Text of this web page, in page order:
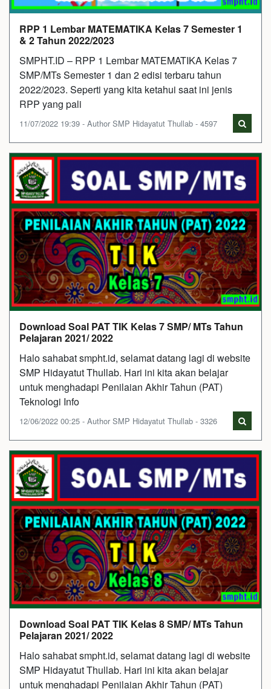
RPP 1 Lembar MATEMATIKA Kelas 7 Semester 1
& 2 Tahun 2022/2023
SMPHT.ID – RPP 1 Lembar MATEMATIKA Kelas 7
SMP/MTs Semester 1 dan 2 edisi terbaru tahun
2022/2023. Seperti yang kita ketahui saat ini jenis
RPP yang pali
11/07/2022 19:39 - Author SMP Hidayatut Thullab - 4597
Download Soal PAT TIK Kelas 7 SMP/ MTs Tahun
Pelajaran 2021/ 2022
Halo sahabat smpht.id, selamat datang lagi di website
SMP Hidayatut Thullab. Hari ini kita akan belajar
untuk menghadapi Penilaian Akhir Tahun (PAT)
Teknologi Info
12/06/2022 00:25 - Author SMP Hidayatut Thullab - 3326
Download Soal PAT TIK Kelas 8 SMP/ MTs Tahun
Pelajaran 2021/ 2022
Halo sahabat smpht.id, selamat datang lagi di website
SMP Hidayatut Thullab. Hari ini kita akan belajar
untuk menghadapi Penilaian Akhir Tahun (PAT)